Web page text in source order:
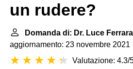
un rudere?
Domanda di: Dr. Luce Ferrara
aggiornamento: 23 novembre 2021
Valutazione: 4.3/